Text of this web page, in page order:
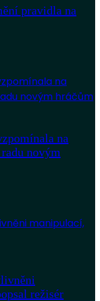
pravidla na
na
novým
režisér